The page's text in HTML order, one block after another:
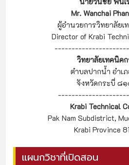
Mr. Wanchai
ผู้อำนวยการวิทยาลัยเ
Director of Krabi
วิทยาลัยเทคนิค
ตำบลปากน้ำ อำเภ
จังหวัดกระบี่ ๘
Krabi Technical
Pak Nam Subdistrict,
Krabi Province
แผนกวิชาที่เปิดสอน